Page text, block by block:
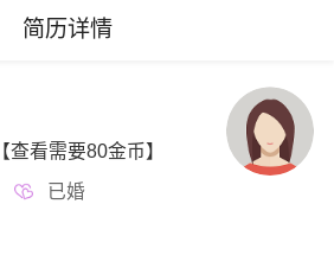
简历详情
【查看需要80金币】
已婚